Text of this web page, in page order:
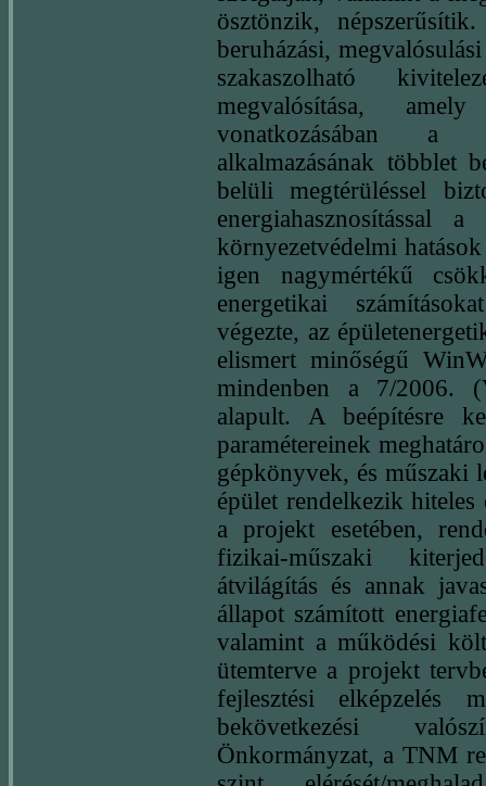
ösztönzik,
beruházási,
szakaszolható
megvalósítása,
vonatkozásában a
alkalmazásának többlet
belüli megtérüléssel
energiahasznosítással
környezetvédelmi
igen nagymértékű
energetikai
végezte, az
elismert minőségű
mindenben a 7/2006.
alapult. A beépítésre
paramétereinek
gépkönyvek, és műszaki
épület rendelkezik
a projekt esetében,
fizikai-műszaki
átvilágítás és annak
állapot számított
valamint a működési
ütemterve a projekt
fejlesztési elképzelés
bekövetkezési
Önkormányzat, a TNM